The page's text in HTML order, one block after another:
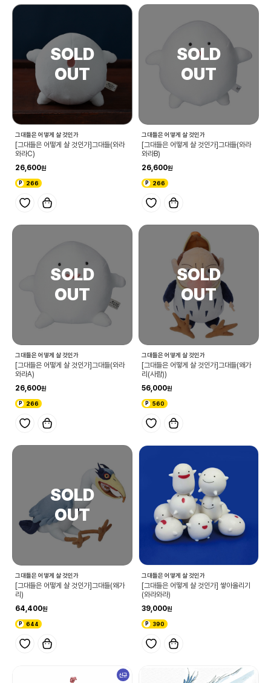
그대들은 어떻게 살 것인가
[그대들은 어떻게 살 것인가]그대들(와라
와라C)
26,600
266
그대들은 어떻게 살 것인가
[그대들은 어떻게 살 것인가]그대들(와라
와라B)
26,600
266
그대들은 어떻게 살 것인가
[그대들은 어떻게 살 것인가]그대들(와라
와라A)
26,600
266
그대들은 어떻게 살 것인가
[그대들은 어떻게 살 것인가]그대들(왜가
리(사람))
56,000
560
그대들은 어떻게 살 것인가
[그대들은 어떻게 살 것인가]그대들(왜가
리)
64,400
644
그대들은 어떻게 살 것인가
[그대들은 어떻게 살 것인가] 쌓아올리기
(와라와라)
39,000
390
신규